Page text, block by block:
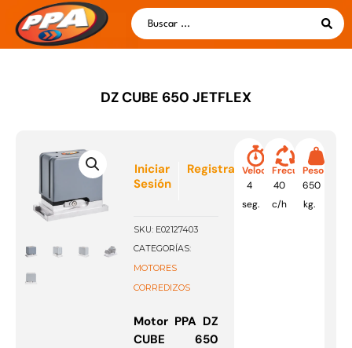
contenido
Search
...
DZ CUBE 650 JETFLEX
Iniciar
Sesión
Registrarse
SKU: E02127403
CATEGORÍAS:
MOTORES
CORREDIZOS
Motor PPA DZ
CUBE 650
Velocidad
4
seg.
Frecuencia
40
c/h
Peso
650
kg.